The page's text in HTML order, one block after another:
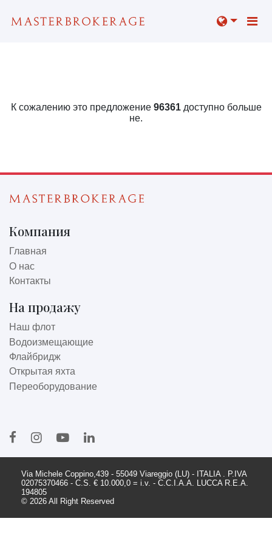
К сожалению это предложение 96361доступно больше
не.
Компания
Главная
О нас
Контакты
На продажу
Наш флот
Водоизмещающие
Флайбридж
Открытая яхта
Переоборудование
Via Michele Coppino,439 - 55049 Viareggio (LU) - ITALIA . P.IVA
02075370466 - C.S. € 10.000,0 = i.v. - C.C.I.A.A. LUCCA R.E.A.
194805
© 2026 All Right Reserved